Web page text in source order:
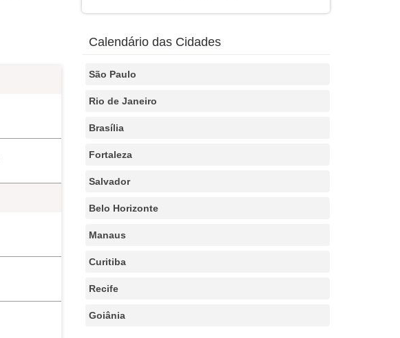
Calendário das Cidades
São Paulo
Rio de Janeiro
Brasília
Fortaleza
Salvador
Belo Horizonte
Manaus
Curitiba
Recife
Goiânia